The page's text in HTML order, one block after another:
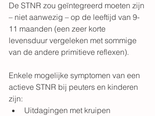
De STNR zou geïntegreerd moeten zijn
– niet aanwezig – op de leeftijd van 9-
11 maanden (een zeer korte
levensduur vergeleken met sommige
van de andere primitieve reflexen).
Enkele mogelijke symptomen van een
actieve STNR bij peuters en kinderen
zijn:
Uitdagingen met kruipen